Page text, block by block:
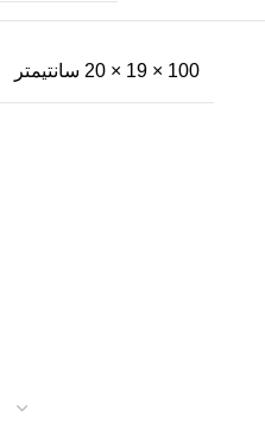
100 × 19 × 20 سانتیمتر